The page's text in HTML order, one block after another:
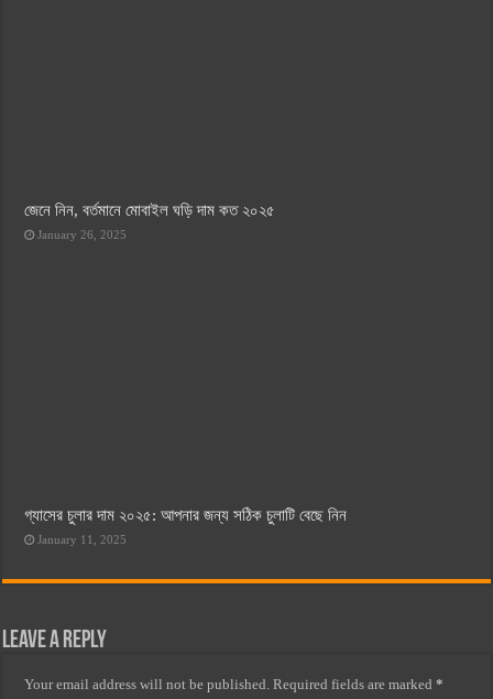
জেনে নিন, বর্তমানে মোবাইল ঘড়ি দাম কত ২০২৫
January 26, 2025
গ্যাসের চুলার দাম ২০২৫: আপনার জন্য সঠিক চুলাটি বেছে নিন
January 11, 2025
Leave a Reply
Your email address will not be published. Required fields are marked*